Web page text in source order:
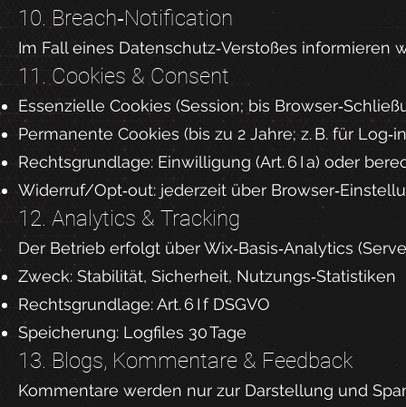
10. Breach‑Notification
Im Fall eines Datenschutz‑Verstoßes informieren
11. Cookies & Consent
Essenzielle Cookies (Session; bis
Permanente Cookies (bis zu 2 Jahre; z. B. für
Rechtsgrundlage: Einwilligung (Art. 6 I a) oder
Widerruf/Opt‑out: jederzeit über
12. Analytics & Tracking
Der Betrieb erfolgt über Wix‑Basis‑Analytics
Zweck: Stabilität, Sicherheit, Nutzungs‑Statistiken
Rechtsgrundlage: Art. 6 I f DSGVO
Speicherung: Logfiles 30 Tage
13. Blogs, Kommentare & Feedback
Kommentare werden nur zur Darstellung und